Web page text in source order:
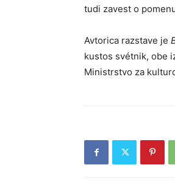
tudi zavest o
Avtorica razstave je
kustos svétnik, obe
Ministrstvo za